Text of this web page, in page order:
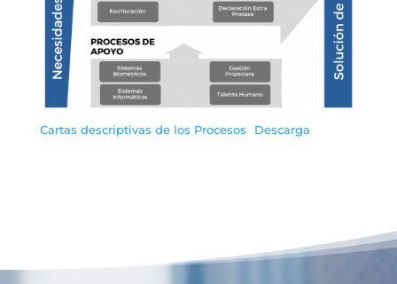
Cartas descriptivas de los Procesos Descarga